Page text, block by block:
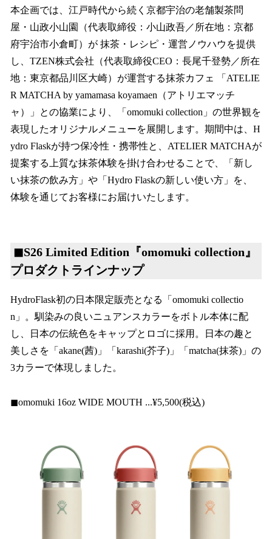
本企画では、江戸時代から続く京都宇治の老舗製茶問
屋・山政小山園（代表取締役：小山政吾／所在地：京都
府宇治市小倉町）が 抹茶・レシピ・運営ノウハウを提供
し、TZEN株式会社（代表取締役CEO：長尾千登勢／所在
地：東京都品川区大崎）が運営する抹茶カフェ 「ATELIE
R MATCHA by yamamasa koyamaen（アトリエマッチ
ャ）」との協業により、「omomuki collection」の世界観を
表現したオリジナルメニューを展開します。期間中は、H
ydro Flaskが持つ保冷性・携帯性と、ATELIER MATCHAが
提案する上質な抹茶体験を掛け合わせることで、「新し
い抹茶の飲み方」や「Hydro Flaskの新しい使い方」を、
体験を通じてお客様にお届けいたします。
◼︎S26 Limited Edition『omomuki collection』
プロダクトラインナップ
HydroFlask初の日本限定販売となる「omomuki collectio
n」。馴染みの良いニュアンスカラーをボトル本体に配
し、日本の伝統色をキャップとロゴに採用。日本の趣と
美しさを「akane(茜)」「karashi(芥子)」「matcha(抹茶)」の
3カラーで体現しました。
◼︎omomuki 16oz WIDE MOUTH ...¥5,500(税込)